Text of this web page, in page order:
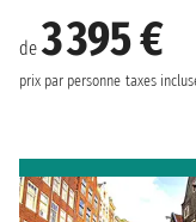
de3 395 €
prix par personne taxes